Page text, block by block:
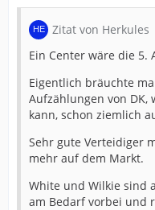
Zitat von Herkules
Ein Center wäre die 5.
Eigentlich bräuchte
Aufzählungen von DK,
kann, schon ziemlich
Sehr gute Verteidiger
mehr auf dem Markt.
White und Wilkie sind
am Bedarf vorbei und